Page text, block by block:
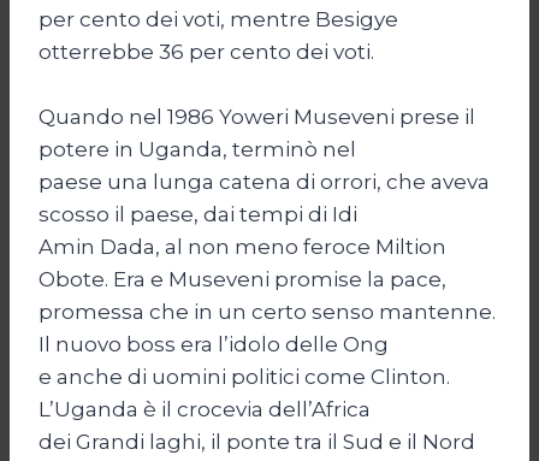
per cento dei voti, mentre Besigye
otterrebbe 36 per cento dei voti.
Quando nel 1986 Yoweri Museveni prese il
potere in Uganda, terminò nel
paese una lunga catena di orrori, che aveva
scosso il paese, dai tempi di Idi
Amin Dada, al non meno feroce Miltion
Obote. Era e Museveni promise la pace,
promessa che in un certo senso mantenne.
Il nuovo boss era l’idolo delle Ong
e anche di uomini politici come Clinton.
L’Uganda è il crocevia dell’Africa
dei Grandi laghi, il ponte tra il Sud e il Nord